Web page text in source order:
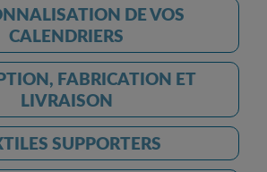
DE VOS
CALENDRIERS
FABRICATION ET
LIVRAISON
SUPPORTERS